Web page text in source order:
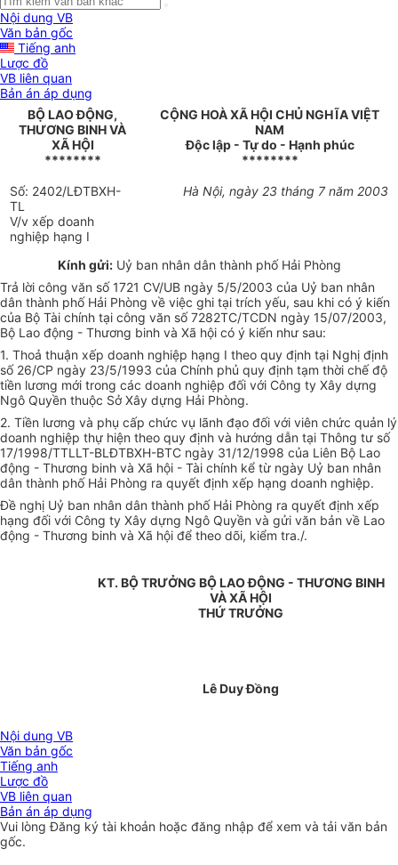
Nội dung VB
Văn bản gốc
Tiếng anh
Lược đồ
VB liên quan
Bản án áp dụng
BỘ LAO ĐỘNG,
THƯƠNG BINH VÀ
XÃ HỘI
********
CỘNG HOÀ XÃ HỘI CHỦ NGHĨA VIỆT
NAM
Độc lập - Tự do - Hạnh phúc
********
Số: 2402/LĐTBXH-
TL
V/v xếp doanh
nghiệp hạng I
Hà Nội, ngày 23 tháng 7 năm 2003
Kính gửi:Uỷ ban nhân dân thành phố Hải Phòng
Trả lời công văn số 1721 CV/UB ngày 5/5/2003 của Uỷ ban nhân
dân thành phố Hải Phòng về việc ghi tại trích yếu, sau khi có ý kiến
của Bộ Tài chính tại công văn số 7282TC/TCDN ngày 15/07/2003,
Bộ Lao động - Thương binh và Xã hội có ý kiến như sau:
1. Thoả thuận xếp doanh nghiệp hạng I theo quy định tại Nghị định
số 26/CP ngày 23/5/1993 của Chính phủ quy định tạm thời chế độ
tiền lương mới trong các doanh nghiệp đối với Công ty Xây dựng
Ngô Quyền thuộc Sở Xây dựng Hải Phòng.
2. Tiền lương và phụ cấp chức vụ lãnh đạo đối với viên chức quản lý
doanh nghiệp thự hiện theo quy định và hướng dẫn tại Thông tư số
17/1998/TTLLT-BLĐTBXH-BTC ngày 31/12/1998 của Liên Bộ Lao
động - Thương binh và Xã hội - Tài chính kể từ ngày Uỷ ban nhân
dân thành phố Hải Phòng ra quyết định xếp hạng doanh nghiệp.
Đề nghị Uỷ ban nhân dân thành phố Hải Phòng ra quyết định xếp
hạng đối với Công ty Xây dựng Ngô Quyền và gửi văn bản về Lao
động - Thương binh và Xã hội để theo dõi, kiểm tra./.
KT. BỘ TRƯỞNG BỘ LAO ĐỘNG - THƯƠNG BINH
VÀ XÃ HỘI
THỨ TRƯỞNG
Lê Duy Đồng
Nội dung VB
Văn bản gốc
Tiếng anh
Lược đồ
VB liên quan
Bản án áp dụng
Vui lòngĐăng ký tài khoản hoặc đăng nhập để xem và tải văn bản
gốc.